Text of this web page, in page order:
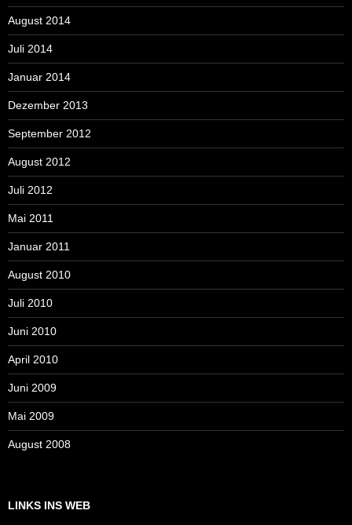
August 2014
Juli 2014
Januar 2014
Dezember 2013
September 2012
August 2012
Juli 2012
Mai 2011
Januar 2011
August 2010
Juli 2010
Juni 2010
April 2010
Juni 2009
Mai 2009
August 2008
LINKS INS WEB